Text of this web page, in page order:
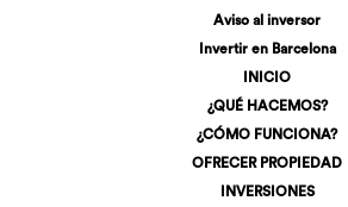
Aviso al inversor
Invertir en Barcelona
INICIO
¿QUÉ HACEMOS?
¿CÓMO FUNCIONA?
OFRECER PROPIEDAD
INVERSIONES